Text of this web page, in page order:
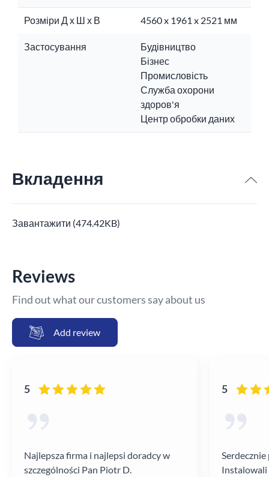
Розміри Д х Ш х В 4560 x 1961 x 2521 мм
Застосування
Будівництво
Бізнес
Промисловість
Служба охорони
здоров'я
Центр обробки даних
Вкладення
Завантажити (474.42KB)
Reviews
Find out what our customers say about us
Add review
5
Najlepsza firma i najlepsi doradcy w
szczególności Pan Piotr D.
5
Instalowali